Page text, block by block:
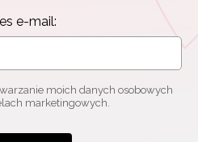
e-mail:
moich danych osobowych
marketingowych.